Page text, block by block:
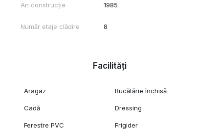
An construcție 1985
Număr etaje clădire 8
Facilități
Aragaz Bucătărie închisă
Cadă Dressing
Ferestre PVC Frigider